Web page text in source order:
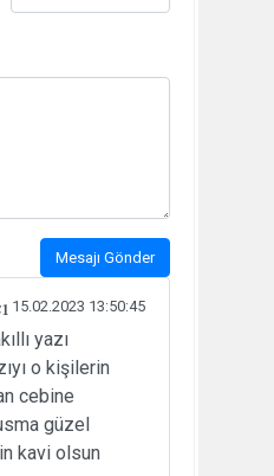
Mesajı Gönder
15.02.2023 13:50:45
yazı
o kişilerin
cebine
güzel
kavi olsun